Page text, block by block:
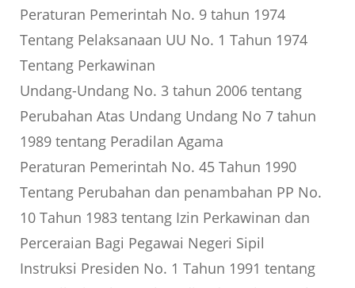
Peraturan Pemerintah No. 9 tahun 1974
Tentang Pelaksanaan UU No. 1 Tahun 1974
Tentang Perkawinan
Undang-Undang No. 3 tahun 2006 tentang
Perubahan Atas Undang Undang No 7 tahun
1989 tentang Peradilan Agama
Peraturan Pemerintah No. 45 Tahun 1990
Tentang Perubahan dan penambahan PP No.
10 Tahun 1983 tentang Izin Perkawinan dan
Perceraian Bagi Pegawai Negeri Sipil
Instruksi Presiden No. 1 Tahun 1991 tentang